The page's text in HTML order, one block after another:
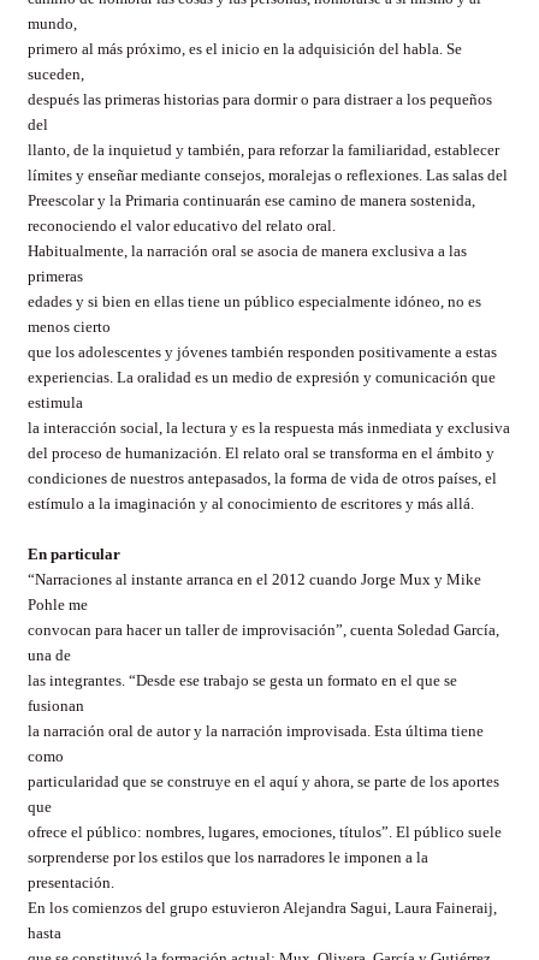
mundo,
primero al más próximo, es el inicio en la adquisición del habla. Se
suceden,
después las primeras historias para dormir o para distraer a los pequeños
del
llanto, de la inquietud y también, para reforzar la familiaridad, establecer
límites y enseñar mediante consejos, moralejas o reflexiones. Las salas del
Preescolar y la Primaria continuarán ese camino de manera sostenida,
reconociendo el valor educativo del relato oral.
Habitualmente, la narración oral se asocia de manera exclusiva a las
primeras
edades y si bien en ellas tiene un público especialmente idóneo, no es
menos cierto
que los adolescentes y jóvenes también responden positivamente a estas
experiencias. La oralidad es un medio de expresión y comunicación que
estimula
la interacción social, la lectura y es la respuesta más inmediata y exclusiva
del proceso de humanización. El relato oral se transforma en el ámbito y
condiciones de nuestros antepasados, la forma de vida de otros países, el
estímulo a la imaginación y al conocimiento de escritores y más allá.
En particular
“Narraciones al instante arranca en el 2012 cuando Jorge Mux y Mike
Pohle me
convocan para hacer un taller de improvisación”, cuenta Soledad García,
una de
las integrantes. “Desde ese trabajo se gesta un formato en el que se
fusionan
la narración oral de autor y la narración improvisada. Esta última tiene
como
particularidad que se construye en el aquí y ahora, se parte de los aportes
que
ofrece el público: nombres, lugares, emociones, títulos”. El público suele
sorprenderse por los estilos que los narradores le imponen a la
presentación.
En los comienzos del grupo estuvieron Alejandra Sagui, Laura Faineraij,
hasta